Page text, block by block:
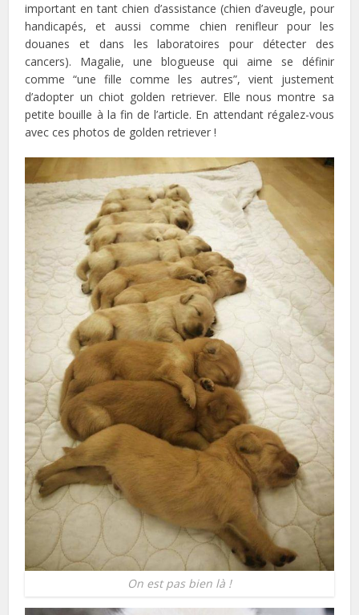
important en tant chien d’assistance (chien d’aveugle, pour
handicapés, et aussi comme chien renifleur pour les
douanes et dans les laboratoires pour détecter des
cancers). Magalie, une blogueuse qui aime se définir
comme “une fille comme les autres”, vient justement
d’adopter un chiot golden retriever. Elle nous montre sa
petite bouille à la fin de l’article. En attendant régalez-vous
avec ces photos de golden retriever !
On est pas bien là !